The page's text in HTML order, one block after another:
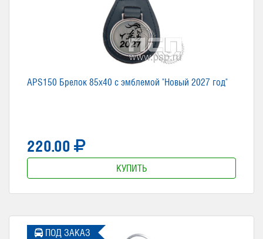
APS150 Брелок 85х40 c эмблемой "Новый 2027 год"
220.00
КУПИТЬ
ПОД ЗАКАЗ